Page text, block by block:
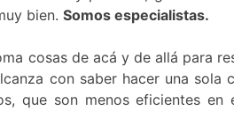
bien. Somos especialistas.
cosas de acá y de allá para
con saber hacer una sola
que son menos eficientes en